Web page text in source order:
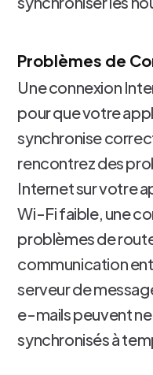
Problèmes de
Une connexion
pour que votre
synchronise
rencontrez des
Internet sur votre
Wi-Fi faible, une
problèmes de
communication
serveur de
e-mails peuvent
synchronisés à